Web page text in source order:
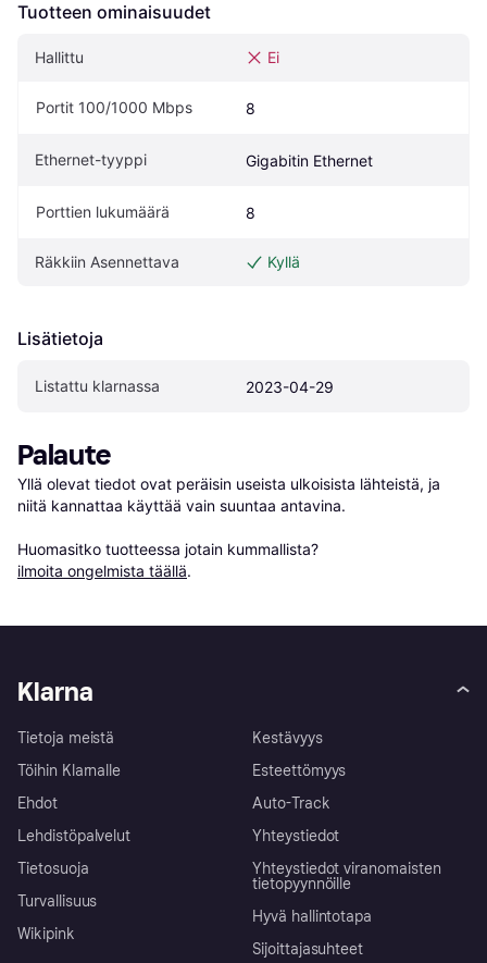
Tuotteen ominaisuudet
Hallittu Ei
Portit 100/1000 Mbps 8
Ethernet-tyyppi Gigabitin Ethernet
Porttien lukumäärä 8
Räkkiin Asennettava Kyllä
Lisätietoja
Listattu klarnassa 2023-04-29
Palaute
Yllä olevat tiedot ovat peräisin useista ulkoisista lähteistä, ja
niitä kannattaa käyttää vain suuntaa antavina.
Huomasitko tuotteessa jotain kummallista?
ilmoita ongelmista täällä.
Klarna
Tietoja meistä
Töihin Klarnalle
Ehdot
Lehdistöpalvelut
Tietosuoja
Turvallisuus
Wikipink
Kestävyys
Esteettömyys
Auto-Track
Yhteystiedot
Yhteystiedot viranomaisten
tietopyynnöille
Hyvä hallintotapa
Sijoittajasuhteet